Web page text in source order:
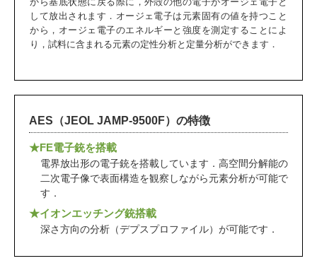
して放出されます．オージェ電子は元素固有の値を持つこと
から，オージェ電子のエネルギーと強度を測定することによ
り，試料に含まれる元素の定性分析と定量分析ができます．
AES（JEOL JAMP-9500F）の特徴
★FE電子銃を搭載
電界放出形の電子銃を搭載しています．高空間分解能の
二次電子像で表面構造を観察しながら元素分析が可能で
す．
★イオンエッチング銃搭載
深さ方向の分析（デプスプロファイル）が可能です．